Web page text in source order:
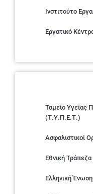
Ινστιτούτο
Εργατικό
Ταμείο Υγείας
(Τ.Υ.Π.Ε.Τ.)
Ασφαλιστικοί
Εθνική
Ελληνική